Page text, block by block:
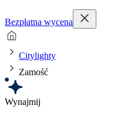
Bezpłatna wycena
Citylighty
Zamość
Wynajmij